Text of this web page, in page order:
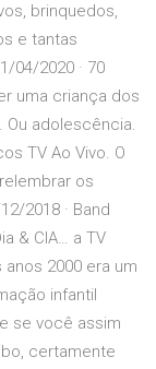
brinquedos,
e tantas
04/2020 · 70
uma criança dos
Ou adolescência.
TV Ao Vivo. O
os
2018 · Band
& CIA… a TV
2000 era um
infantil
se você assim
certamente